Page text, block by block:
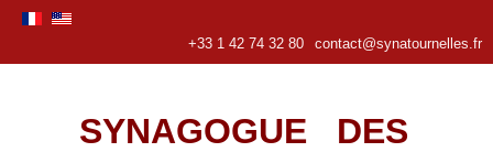
+33 1 42 74 32 80 contact@synatournelles.fr
SYNAGOGUE DES